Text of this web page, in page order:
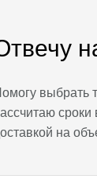
выбрать
на